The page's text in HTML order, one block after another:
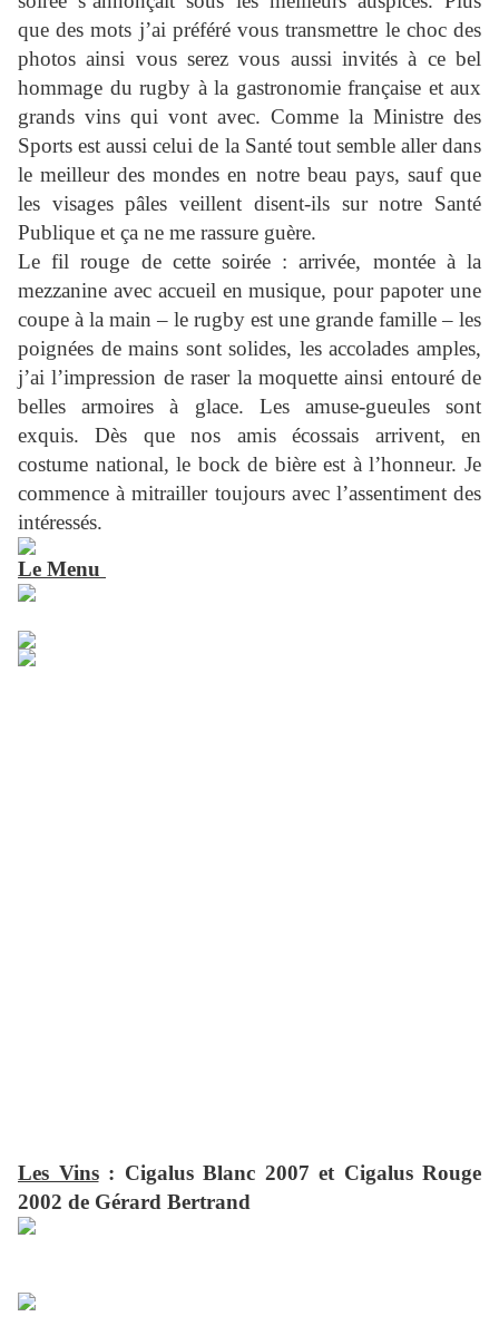
que des mots j’ai préféré vous transmettre le choc des
photos ainsi vous serez vous aussi invités à ce bel
hommage du rugby à la gastronomie française et aux
grands vins qui vont avec. Comme la Ministre des
Sports est aussi celui de la Santé tout semble aller dans
le meilleur des mondes en notre beau pays, sauf que
les visages pâles veillent disent-ils sur notre Santé
Publique et ça ne me rassure guère.
Le fil rouge de cette soirée : arrivée, montée à la
mezzanine avec accueil en musique, pour papoter une
coupe à la main – le rugby est une grande famille – les
poignées de mains sont solides, les accolades amples,
j’ai l’impression de raser la moquette ainsi entouré de
belles armoires à glace. Les amuse-gueules sont
exquis. Dès que nos amis écossais arrivent, en
costume national, le bock de bière est à l’honneur. Je
commence à mitrailler toujours avec l’assentiment des
intéressés.
Le Menu
Les Vins: Cigalus Blanc 2007 et Cigalus Rouge
2002 de Gérard Bertrand